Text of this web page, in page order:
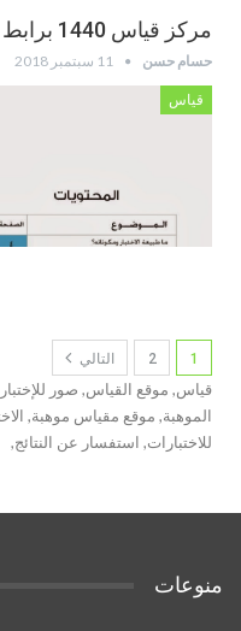
مركز قياس 1440 برابط مباشر مع مواعيد الاختبارات
حسام حسن 11 سبتمبر 2018
قياس
1
2 التالي
قياس, موقع القیاس, صور
الموهبة, موقع مقياس موهبة,
للاختبارات, استفسار عن النتائج,
منوعات